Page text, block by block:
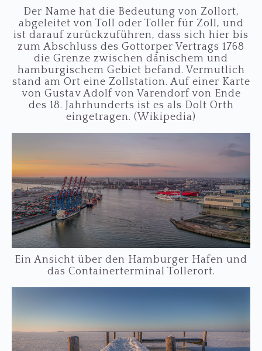
Der Name hat die Bedeutung von Zollort,
abgeleitet von Toll oder Toller für Zoll, und
ist darauf zurückzuführen, dass sich hier bis
zum Abschluss des Gottorper Vertrags 1768
die Grenze zwischen dänischem und
hamburgischem Gebiet befand. Vermutlich
stand am Ort eine Zollstation. Auf einer Karte
von Gustav Adolf von Varendorf von Ende
des 18. Jahrhunderts ist es als Dolt Orth
eingetragen. (Wikipedia)
Ein Ansicht über den Hamburger Hafen und
das Containerterminal Tollerort.